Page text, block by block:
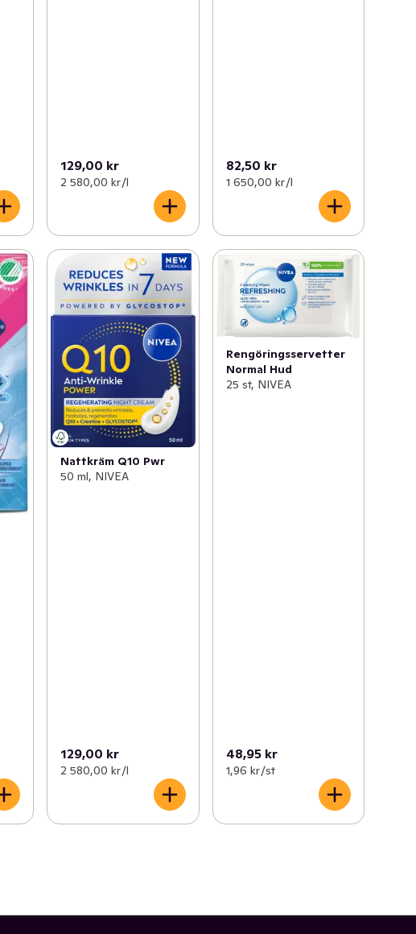
129,00 kr
2 580,00 kr /l
82,50 kr
1 650,00 kr /l
Nattkräm Q10 Pwr
50 ml, NIVEA
129,00 kr
2 580,00 kr /l
Rengöringsservetter
Normal Hud
25 st, NIVEA
48,95 kr
1,96 kr /st